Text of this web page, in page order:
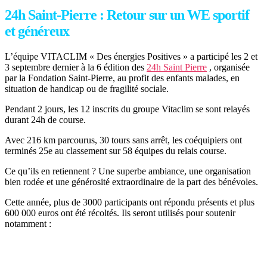
24h Saint-Pierre : Retour sur un WE sportif
et généreux
L’équipe VITACLIM « Des énergies Positives » a participé les 2 et
3 septembre dernier à la 6 édition des 24h Saint Pierre , organisée
par la Fondation Saint-Pierre, au profit des enfants malades, en
situation de handicap ou de fragilité sociale.
Pendant 2 jours, les 12 inscrits du groupe Vitaclim se sont relayés
durant 24h de course.
Avec 216 km parcourus, 30 tours sans arrêt, les coéquipiers ont
terminés 25e au classement sur 58 équipes du relais course.
Ce qu’ils en retiennent ? Une superbe ambiance, une organisation
bien rodée et une générosité extraordinaire de la part des bénévoles.
Cette année, plus de 3000 participants ont répondu présents et plus
600 000 euros ont été récoltés. Ils seront utilisés pour soutenir
notamment :